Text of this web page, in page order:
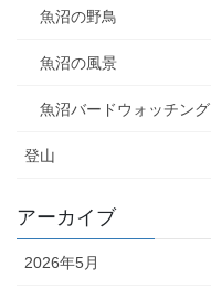
魚沼の野鳥
魚沼の風景
魚沼バードウォッチング
登山
アーカイブ
2026年5月